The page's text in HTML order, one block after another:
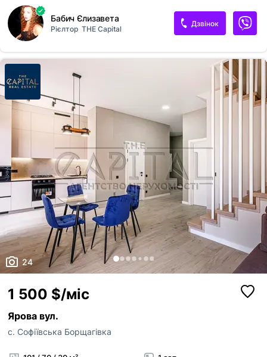
Таунхаус двоповерховий і має зручне планування: 1-й поверх: - холл,
коридор; - кухня-вітальня з виходом на терасу; - кабінет або
гостьова спальня; - санвузол; - технічне приміщення. 2-й поверх: -
спальня основна з великою гардеробною; - гостьова спальня (або
дитяча кімната); - санвузол з ванною. На задньому дворі зміни, тепер
там є газон з авто поливом, мангал та навіс! Для автомобіля
передбачено паркомісце, що дуже зручно для мешканців. Опалення...
Бабич Єлизавета
Рієлтор THE Capital
Дзвінок
24
1 500 $/міс
Ярова вул.
с. Софіївська Борщагівка